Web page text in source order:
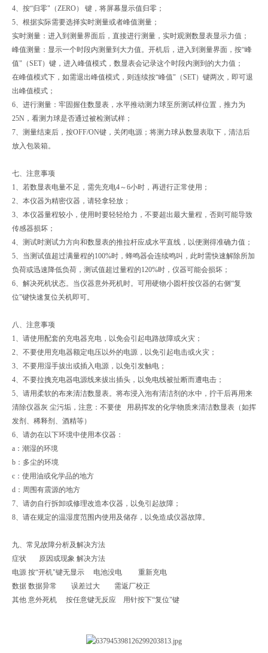
4、按“归零"（ZERO） 键，将屏幕显示值归零；
5、根据实际需要选择实时测量或者峰值测量；
实时测量：进入到测量界面后，直接进行测量，实时观测数显表显示力值；
峰值测量：显示一个时段内测量到大力值。开机后，进入到测量界面，按“峰
值"（SET）键，进入峰值模式，数显表会记录这个时段内测到的大力值；
在峰值模式下，如需退出峰值模式，则连续按“峰值"（SET）键两次，即可退
出峰值模式；
6、进行测量：牢固握住数显表，水平推动测力球至所测试样位置，推力为
25N，看测力球是否通过被检测试样；
7、测量结束后，按OFF/ON键，关闭电源；将测力球从数显表取下，清洁后
放入包装箱。
七、注意事项
1、若数显表电量不足，需先充电4～6小时，再进行正常使用；
2、本仪器为精密仪器，请轻拿轻放；
3、本仪器量程较小，使用时要轻轻给力，不要超出最大量程，否则可能导致
传感器损坏；
4、测试时测试力方向和数显表的推拉杆应成水平直线，以便测得准确力值；
5、当测试值超过满量程的100%时，蜂鸣器会连续鸣叫，此时需快速解除所加
负荷或迅速降低负荷，测试值超过量程的120%时，仪器可能会损坏；
6、解决死机状态。当仪器意外死机时。可用硬物小圆杆按仪器的右侧“复
位"键快速复位关机即可。
八、注意事项
1、请使用配套的充电器充电，以免会引起电路故障或火灾；
2、不要使用充电器额定电压以外的电源，以免引起电击或火灾；
3、不要用湿手拔出或插入电源，以免引发触电；
4、不要拉拽充电器电源线来拔出插头，以免电线被扯断而遭电击；
5、请用柔软的布来清洁数显表。将布浸入泡有清洁剂的水中，拧干后再用来
清除仪器灰 尘污垢，注意：不要使 用易挥发的化学物质来清洁数显表（如挥
发剂、稀释剂、酒精等）
6、请勿在以下环境中使用本仪器：
a：潮湿的环境
b：多尘的环境
c：使用油或化学品的地方
d：周围有震源的地方
7、请勿自行拆卸或修理改造本仪器，以免引起故障；
8、请在规定的温湿度范围内使用及储存，以免造成仪器故障。
九、常见故障分析及解决方法
症状 原因或现象 解决方法
电源 按“开机"键无显示 电池没电 重新充电
数据 数据异常 误差过大 需返厂校正
其他 意外死机 按任意键无反应 用针按下“复位"键